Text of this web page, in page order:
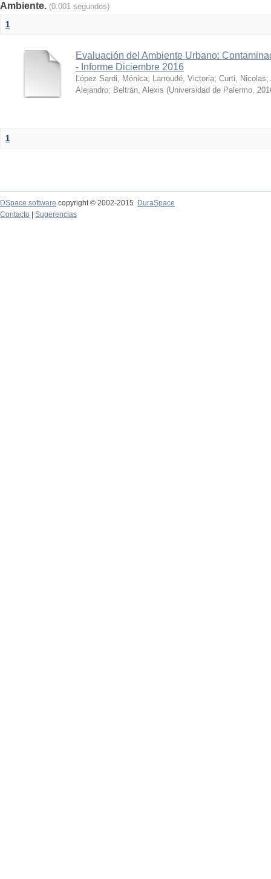
Ambiente. (0.001 segundos)
1
Evaluación del Ambiente Urbano:
- Informe Diciembre 2016
López Sardi, Mónica; Larroudé, Victoria; Curti, Nicolas;
Alejandro; Beltrán, Alexis (Universidad de Palermo,
1
DSpace software copyright © 2002-2015
DuraSpace
Contacto
Sugerencias